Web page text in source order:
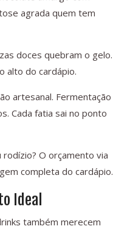
agrada quem tem
doces quebram o gelo.
alto do cardápio.
artesanal. Fermentação
Cada fatia sai no ponto
rodízio? O orçamento via
completa do cardápio.
Ideal
também merecem